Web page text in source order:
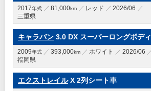
2017年式 81,000km レッド
2026/06
三重県
キャラバン 3.0 DX スーパーロングボディ
2009年式 393,000km ホワイト
2026/06
福岡県
エクストレイルX 2列シート車